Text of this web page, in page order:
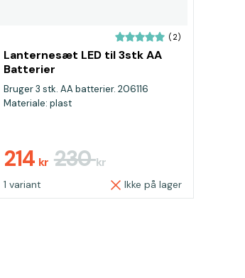
(2)
Lanternesæt LED til 3stk AA
Batterier
Bruger 3 stk. AA batterier. 206116
Materiale: plast
214 kr 230kr
1 variant Ikke på lager